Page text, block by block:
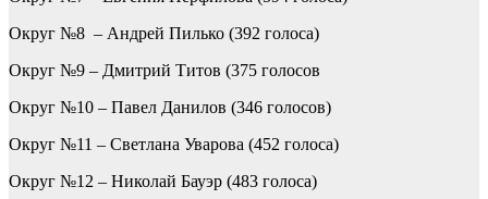
Округ №8 – Андрей Пилько (392 голоса)
Округ №9 – Дмитрий Титов (375 голосов
Округ №10 – Павел Данилов (346 голосов)
Округ №11 – Светлана Уварова (452 голоса)
Округ №12 – Николай Бауэр (483 голоса)